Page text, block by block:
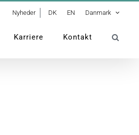
Nyheder DK EN Danmark
Karriere Kontakt